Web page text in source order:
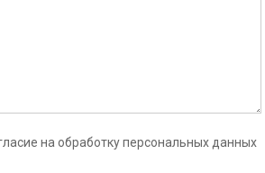
на обработку персональных данных